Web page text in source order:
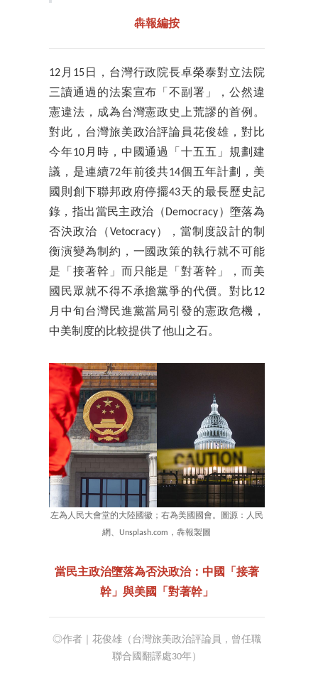
犇報編按
12月15日，台灣行政院長卓榮泰對立法院
三讀通過的法案宣布「不副署」，公然違
憲違法，成為台灣憲政史上荒謬的首例。
對此，台灣旅美政治評論員花俊雄，對比
今年10月時，中國通過「十五五」規劃建
議，是連續72年前後共14個五年計劃，美
國則創下聯邦政府停擺43天的最長歷史記
錄，指出當民主政治（Democracy）墮落為
否決政治（Vetocracy），當制度設計的制
衡演變為制約，一國政策的執行就不可能
是「接著幹」而只能是「對著幹」，而美
國民眾就不得不承擔黨爭的代價。對比12
月中旬台灣民進黨當局引發的憲政危機，
中美制度的比較提供了他山之石。
左為人民大會堂的大陸國徽；右為美國國會。圖源：人民
網、Unsplash.com，犇報製圖
當民主政治墮落為否決政治：中國「接著
幹」與美國「對著幹」
◎作者｜花俊雄（台灣旅美政治評論員，曾任職
聯合國翻譯處30年）